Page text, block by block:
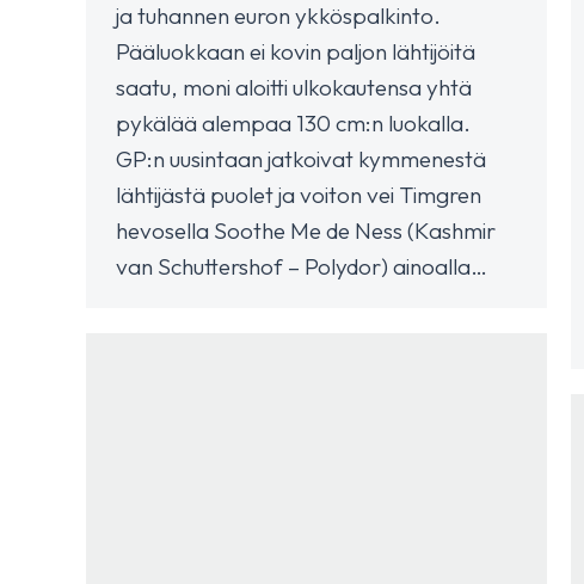
ja tuhannen euron ykköspalkinto.
Pääluokkaan ei kovin paljon lähtijöitä
saatu, moni aloitti ulkokautensa yhtä
pykälää alempaa 130 cm:n luokalla.
GP:n uusintaan jatkoivat kymmenestä
lähtijästä puolet ja voiton vei Timgren
hevosella Soothe Me de Ness (Kashmir
van Schuttershof – Polydor) ainoalla…